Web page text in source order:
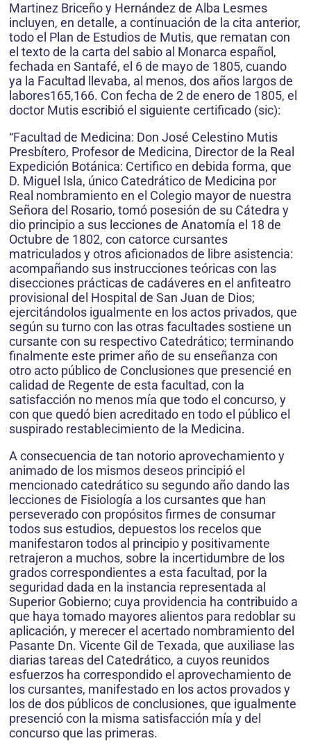
Martinez Briceño y Hernández de Alba Lesmes
incluyen, en detalle, a continuación de la cita anterior,
todo el Plan de Estudios de Mutis, que rematan con
el texto de la carta del sabio al Monarca español,
fechada en Santafé, el 6 de mayo de 1805, cuando
ya la Facultad llevaba, al menos, dos años largos de
labores165,166. Con fecha de 2 de enero de 1805, el
doctor Mutis escribió el siguiente certificado (sic):
“Facultad de Medicina: Don José Celestino Mutis
Presbítero, Profesor de Medicina, Director de la Real
Expedición Botánica: Certifico en debida forma, que
D. Miguel Isla, único Catedrático de Medicina por
Real nombramiento en el Colegio mayor de nuestra
Señora del Rosario, tomó posesión de su Cátedra y
dio principio a sus lecciones de Anatomía el 18 de
Octubre de 1802, con catorce cursantes
matriculados y otros aficionados de libre asistencia:
acompañando sus instrucciones teóricas con las
disecciones prácticas de cadáveres en el anfiteatro
provisional del Hospital de San Juan de Dios;
ejercitándolos igualmente en los actos privados, que
según su turno con las otras facultades sostiene un
cursante con su respectivo Catedrático; terminando
finalmente este primer año de su enseñanza con
otro acto público de Conclusiones que presencié en
calidad de Regente de esta facultad, con la
satisfacción no menos mía que todo el concurso, y
con que quedó bien acreditado en todo el público el
suspirado restablecimiento de la Medicina.
A consecuencia de tan notorio aprovechamiento y
animado de los mismos deseos principió el
mencionado catedrático su segundo año dando las
lecciones de Fisiología a los cursantes que han
perseverado con propósitos firmes de consumar
todos sus estudios, depuestos los recelos que
manifestaron todos al principio y positivamente
retrajeron a muchos, sobre la incertidumbre de los
grados correspondientes a esta facultad, por la
seguridad dada en la instancia representada al
Superior Gobierno; cuya providencia ha contribuido a
que haya tomado mayores alientos para redoblar su
aplicación, y merecer el acertado nombramiento del
Pasante Dn. Vicente Gil de Texada, que auxiliase las
diarias tareas del Catedrático, a cuyos reunidos
esfuerzos ha correspondido el aprovechamiento de
los cursantes, manifestado en los actos provados y
los de dos públicos de conclusiones, que igualmente
presenció con la misma satisfacción mía y del
concurso que las primeras.